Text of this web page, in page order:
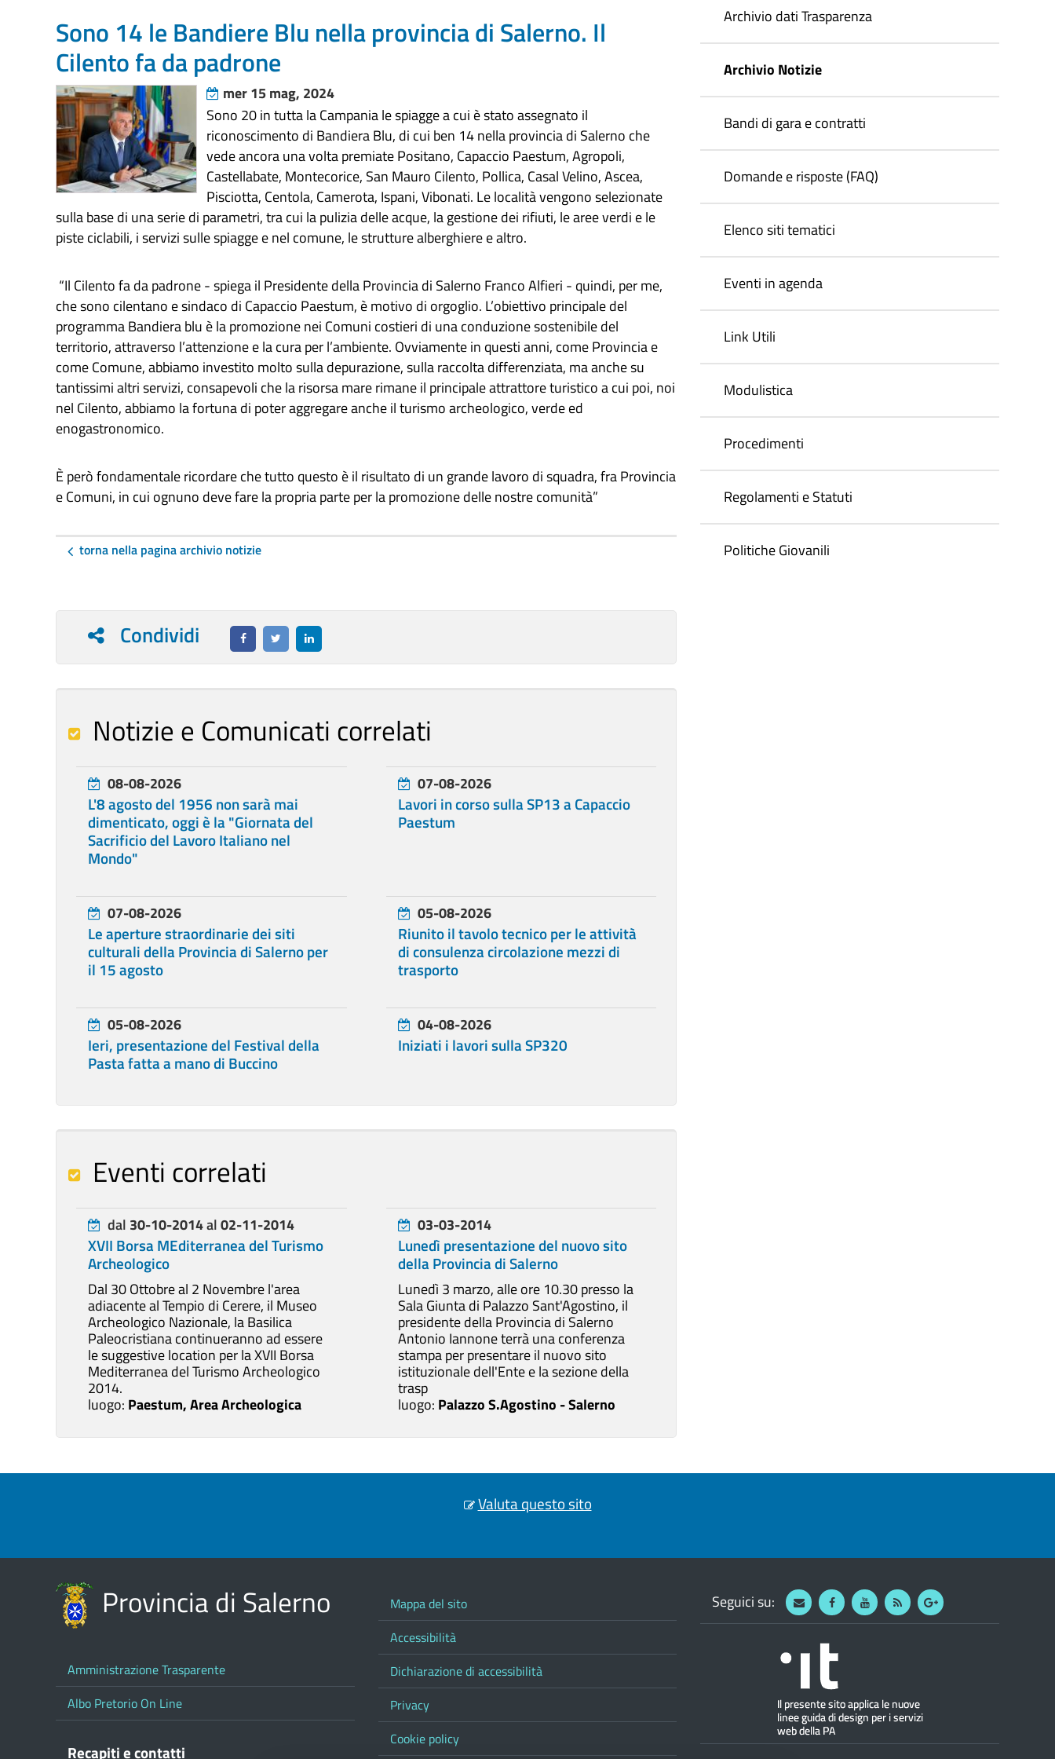
Sono 14 le Bandiere Blu nella provincia di Salerno. Il
Cilento fa da padrone
mer 15 mag, 2024
Sono 20 in tutta la Campania le spiagge a cui è stato assegnato il
riconoscimento di Bandiera Blu, di cui ben 14 nella provincia di Salerno che
vede ancora una volta premiate Positano, Capaccio Paestum, Agropoli,
Castellabate, Montecorice, San Mauro Cilento, Pollica, Casal Velino, Ascea,
Pisciotta, Centola, Camerota, Ispani, Vibonati. Le località vengono selezionate
sulla base di una serie di parametri, tra cui la pulizia delle acque, la gestione dei rifiuti, le aree verdi e le
piste ciclabili, i servizi sulle spiagge e nel comune, le strutture alberghiere e altro.
“Il Cilento fa da padrone - spiega il Presidente della Provincia di Salerno Franco Alfieri - quindi, per me,
che sono cilentano e sindaco di Capaccio Paestum, è motivo di orgoglio. L’obiettivo principale del
programma Bandiera blu è la promozione nei Comuni costieri di una conduzione sostenibile del
territorio, attraverso l’attenzione e la cura per l’ambiente. Ovviamente in questi anni, come Provincia e
come Comune, abbiamo investito molto sulla depurazione, sulla raccolta differenziata, ma anche su
tantissimi altri servizi, consapevoli che la risorsa mare rimane il principale attrattore turistico a cui poi, noi
nel Cilento, abbiamo la fortuna di poter aggregare anche il turismo archeologico, verde ed
enogastronomico.
È però fondamentale ricordare che tutto questo è il risultato di un grande lavoro di squadra, fra Provincia
e Comuni, in cui ognuno deve fare la propria parte per la promozione delle nostre comunità”
torna nella pagina archivio notizie
Condividi
Notizie e Comunicati correlati
08-08-2026
L'8 agosto del 1956 non sarà mai
dimenticato, oggi è la "Giornata del
Sacrificio del Lavoro Italiano nel
Mondo"
07-08-2026
Lavori in corso sulla SP13 a Capaccio
Paestum
07-08-2026
Le aperture straordinarie dei siti
culturali della Provincia di Salerno per
il 15 agosto
05-08-2026
Riunito il tavolo tecnico per le attività
di consulenza circolazione mezzi di
trasporto
05-08-2026
Ieri, presentazione del Festival della
Pasta fatta a mano di Buccino
04-08-2026
Iniziati i lavori sulla SP320
Eventi correlati
dal 30-10-2014al02-11-2014
XVII Borsa MEditerranea del Turismo
Archeologico
Dal 30 Ottobre al 2 Novembre l'area
adiacente al Tempio di Cerere, il Museo
Archeologico Nazionale, la Basilica
Paleocristiana continueranno ad essere
le suggestive location per la XVII Borsa
Mediterranea del Turismo Archeologico
2014.
luogo: Paestum, Area Archeologica
03-03-2014
Lunedì presentazione del nuovo sito
della Provincia di Salerno
Lunedì 3 marzo, alle ore 10.30 presso la
Sala Giunta di Palazzo Sant'Agostino, il
presidente della Provincia di Salerno
Antonio Iannone terrà una conferenza
stampa per presentare il nuovo sito
istituzionale dell'Ente e la sezione della
trasp
luogo: Palazzo S.Agostino - Salerno
Archivio dati Trasparenza
Archivio Notizie
Bandi di gara e contratti
Domande e risposte (FAQ)
Elenco siti tematici
Eventi in agenda
Link Utili
Modulistica
Procedimenti
Regolamenti e Statuti
Politiche Giovanili
Valuta questo sito
Provincia di Salerno
Amministrazione Trasparente
Albo Pretorio On Line
Recapiti e contatti
Mappa del sito
Accessibilità
Dichiarazione di accessibilità
Privacy
Cookie policy
Seguici su: WebmailFacebookYoutube
RSS Google